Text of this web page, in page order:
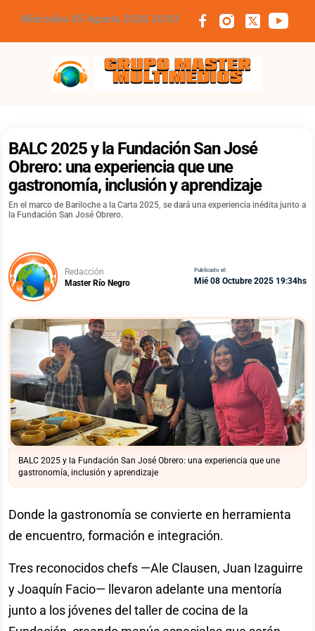
Miércoles 05 Agosto 2026 20:03
Grupo Master Multimedios
BALC 2025 y la Fundación San José
Obrero: una experiencia que une
gastronomía, inclusión y aprendizaje
En el marco de Bariloche a la Carta 2025, se dará una experiencia inédita junto a
la Fundación San José Obrero.
Redacción
Master Río Negro
Publicado el:
Mié 08 Octubre 2025 19:34hs
BALC 2025 y la Fundación San José Obrero: una experiencia que une
gastronomía, inclusión y aprendizaje
Donde la gastronomía se convierte en herramienta
de encuentro, formación e integración.
Tres reconocidos chefs —Ale Clausen, Juan Izaguirre
y Joaquín Facio— llevaron adelante una mentoría
junto a los jóvenes del taller de cocina de la